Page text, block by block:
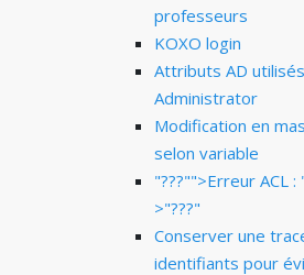
professeurs
KOXO login
Attributs AD
Administrator
Modification en
selon variable
"???"">Erreur ACL
>"???"
Conserver une
identifiants pour